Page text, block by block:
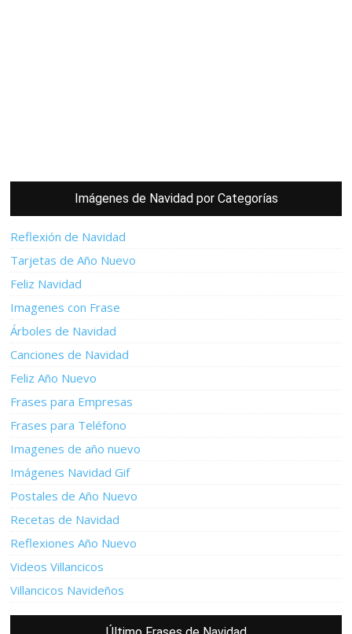
Imágenes de Navidad por Categorías
Reflexión de Navidad
Tarjetas de Año Nuevo
Feliz Navidad
Imagenes con Frase
Árboles de Navidad
Canciones de Navidad
Feliz Año Nuevo
Frases para Empresas
Frases para Teléfono
Imagenes de año nuevo
Imágenes Navidad Gif
Postales de Año Nuevo
Recetas de Navidad
Reflexiones Año Nuevo
Videos Villancicos
Villancicos Navideños